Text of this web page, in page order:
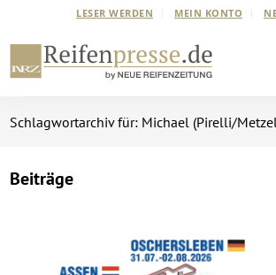
LESER WERDEN MEIN KONTO
Schlagwortarchiv für: Michael (Pirelli/
Beiträge